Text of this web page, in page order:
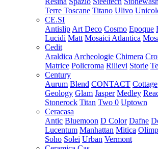
Terre Toscane Titano Ulivo
CE.SI
Antislip Art Deco Cosmo Epoque
Lucidi Matt Mosaici Atlantica
Cedit
Araldica Archeologie Chimera
Matrice Policroma Rilievi Storie
Century
Aurum Blend CONTACT Cottage
Geology Glam Jasper Medley
Stonerock Titan Two 0 Uptown
Ceracasa
Antic Bluemoon D Color Dafne
Lucentum Manhattan Mitica
Soho Solei Urban Vermont